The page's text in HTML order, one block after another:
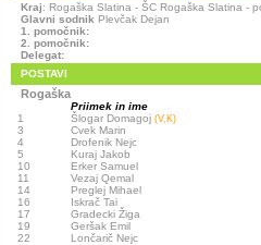
Kraj: Rogaška Slatina - ŠC Rogaška Slatina
Glavni sodnik Plevčak Dejan
1. pomočnik:
2. pomočnik:
Delegat:
POSTAVI
Rogaška
Priimek in ime
1
Šlogar Domagoj (V,K)
3
Cvek Marin
4
Drofenik Nejc
5
Kuraj Jakob
10
Erker Samuel
11
Vezaj Qemal
14
Preglej Mihael
16
Iskrač Tai
17
Gradecki Žiga
19
Geršak Emil
22
Lončarič Nejc